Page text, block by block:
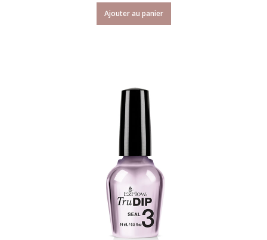
Ajouter au panier